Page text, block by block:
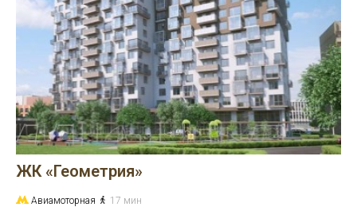
ЖК «Геометрия»
Авиамоторная 17 мин